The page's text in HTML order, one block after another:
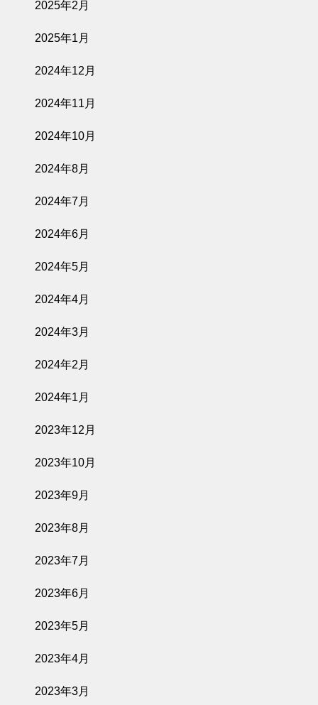
2025年2月
2025年1月
2024年12月
2024年11月
2024年10月
2024年8月
2024年7月
2024年6月
2024年5月
2024年4月
2024年3月
2024年2月
2024年1月
2023年12月
2023年10月
2023年9月
2023年8月
2023年7月
2023年6月
2023年5月
2023年4月
2023年3月